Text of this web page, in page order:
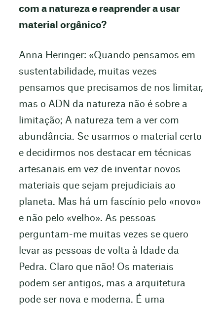
com a natureza e reaprender a usar
material orgânico?
Anna Heringer: «Quando pensamos em
sustentabilidade, muitas vezes
pensamos que precisamos de nos limitar,
mas o ADN da natureza não é sobre a
limitação; A natureza tem a ver com
abundância. Se usarmos o material certo
e decidirmos nos destacar em técnicas
artesanais em vez de inventar novos
materiais que sejam prejudiciais ao
planeta. Mas há um fascínio pelo «novo»
e não pelo «velho». As pessoas
perguntam-me muitas vezes se quero
levar as pessoas de volta à Idade da
Pedra. Claro que não! Os materiais
podem ser antigos, mas a arquitetura
pode ser nova e moderna. É uma